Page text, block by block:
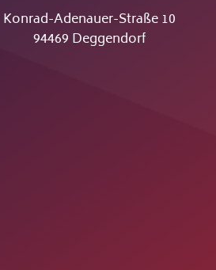
Konrad-Adenauer-Straße 10
94469 Deggendorf